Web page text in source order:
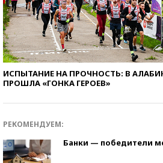
ИСПЫТАНИЕ НА ПРОЧНОСТЬ: В
ПРОШЛА «ГОНКА ГЕРОЕВ»
РЕКОМЕНДУЕМ:
Банки — победители